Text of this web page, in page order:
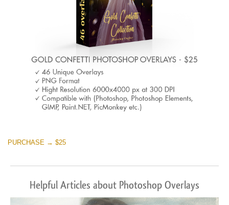
PURCHASE → $25
Helpful Articles about Photoshop Overlays